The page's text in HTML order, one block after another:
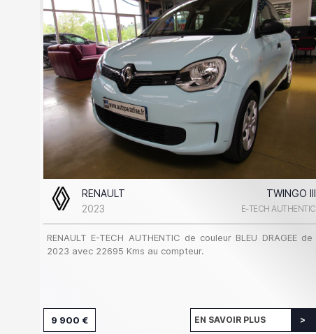
RENAULT
TWINGO III
2023
E-TECH AUTHENTIC
RENAULT E-TECH AUTHENTIC de couleur BLEU DRAGEE de
2023 avec 22695 Kms au compteur.
9 900 € EN SAVOIR PLUS